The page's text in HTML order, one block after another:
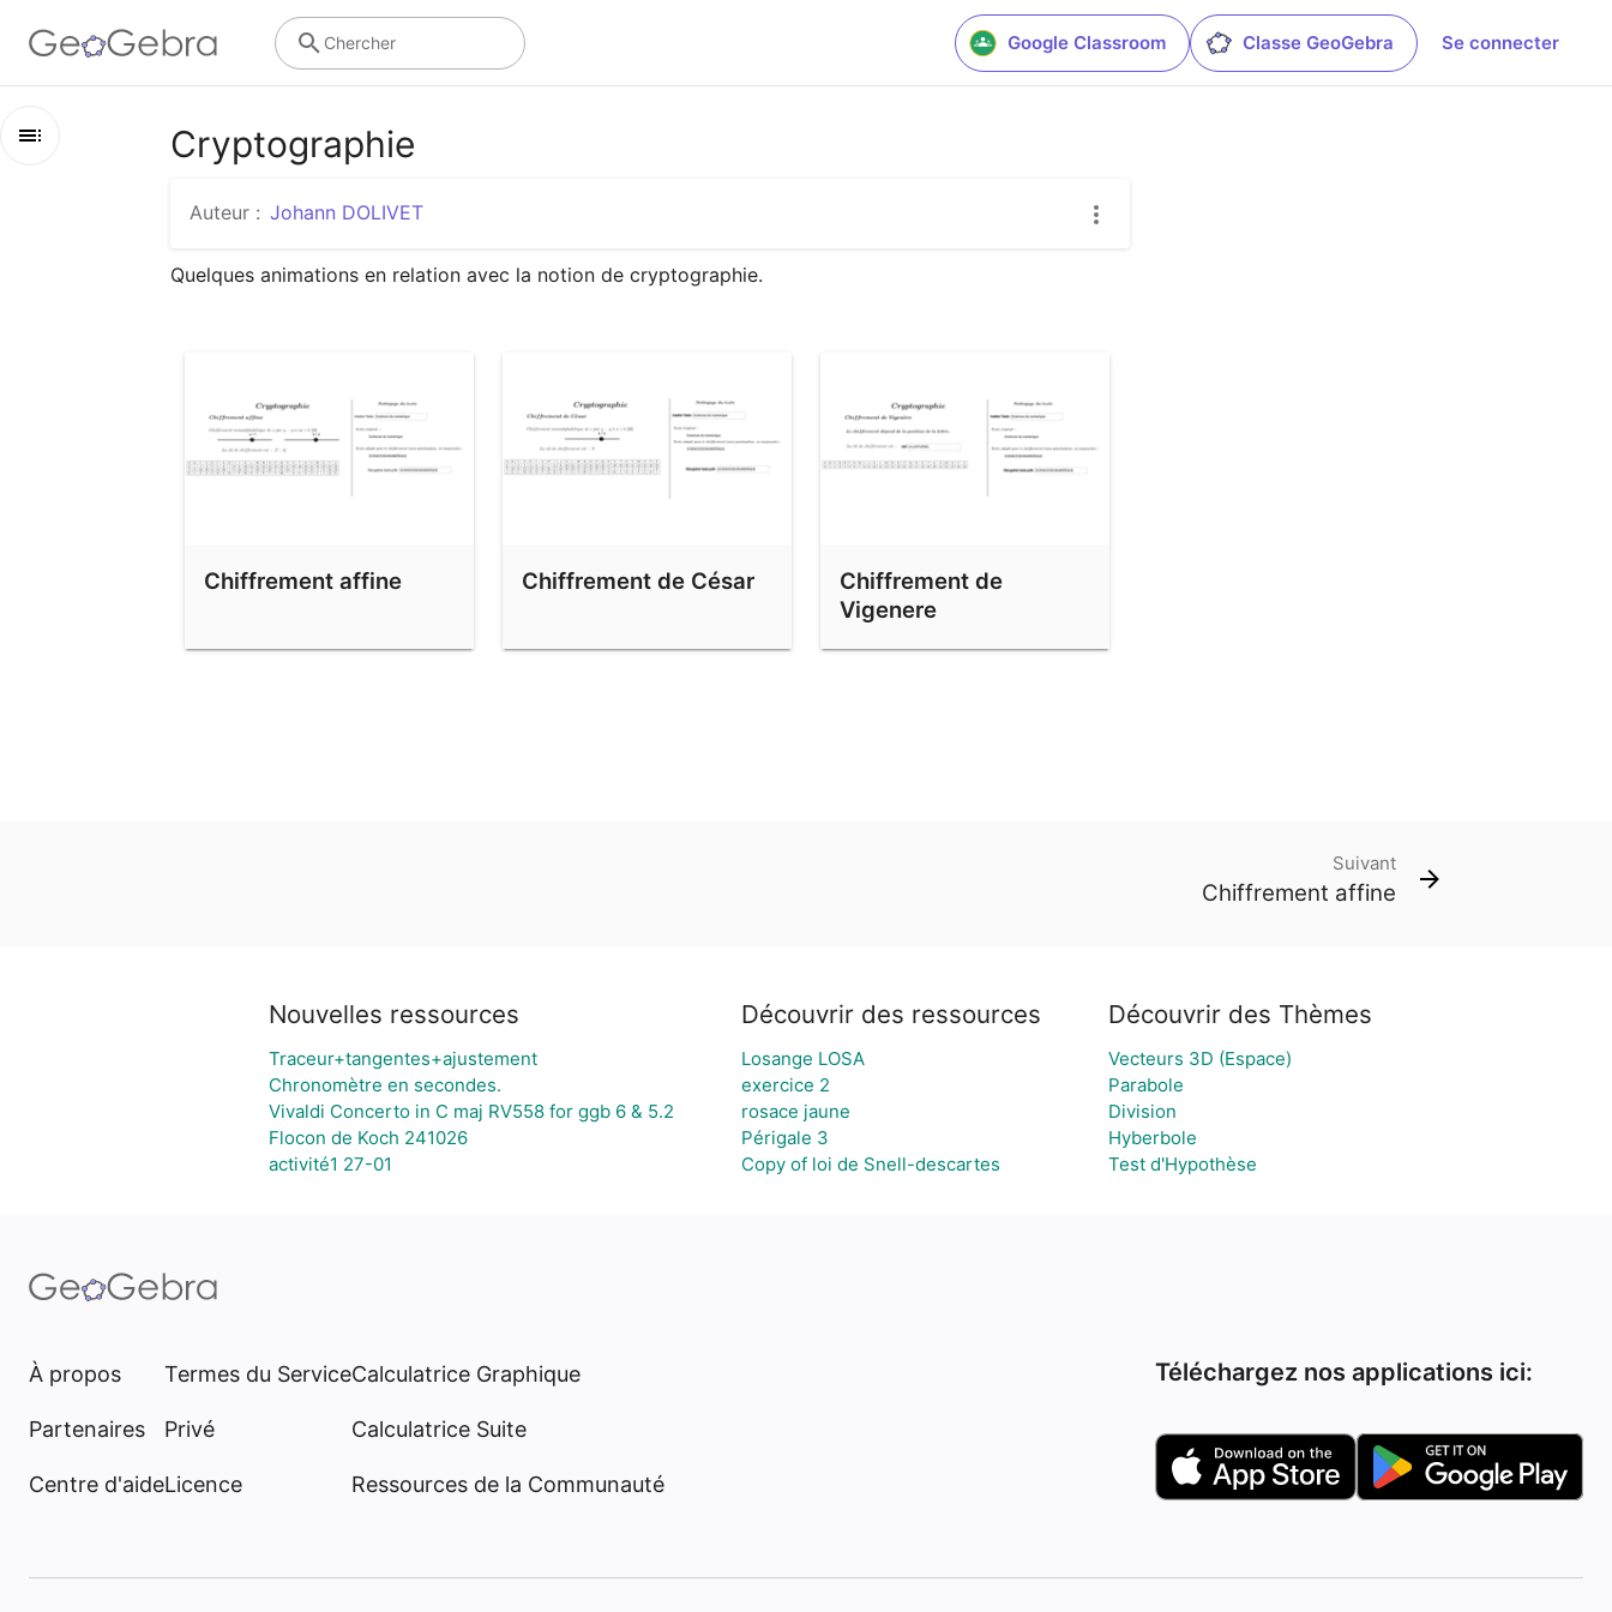
Google Classroom Classe GeoGebra Se connecter
Chercher
Chiffrement affine
Cryptographie
Auteur : Johann DOLIVET
Quelques animations en relation avec la notion de cryptographie.
Chiffrement affine Chiffrement de César
Chiffrement de
Vigenere
Suivant
Chiffrement affine
Nouvelles ressources
Traceur+tangentes+ajustement
Chronomètre en secondes.
Vivaldi Concerto in C maj RV558 for ggb 6 & 5.2
Flocon de Koch 241026
activité1 27-01
Découvrir des ressources
Losange LOSA
exercice 2
rosace jaune
Périgale 3
Copy of loi de Snell-descartes
Découvrir des Thèmes
Vecteurs 3D (Espace)
Parabole
Division
Hyberbole
Test d'Hypothèse
À propos
Partenaires
Centre d'aide
Termes du Service
Privé
Licence
Calculatrice Graphique
Calculatrice Suite
Ressources de la Communauté
Téléchargez nos applications ici: